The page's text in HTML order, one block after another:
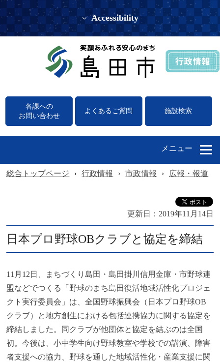
Accessibility
各課への
お問い合わせ
よくあるご質問 施設検索
メニュー
総合トップページ › 行政情報 › 市政情報 › 広報・報道
更新日： 2019年11月14日
日本プロ野球OBクラブと協定を締結
11月12日、まちづくり島田・島田掛川信用金庫・市野球連
盟などでつくる「野球のまち島田復活地域活性化プロジェ
クト実行委員会」は、全国野球振興会（日本プロ野球OB
クラブ）と地方創生における包括連携協力に関する協定を
締結しました。同クラブが他団体と協定を結ぶのは全国
初。今後は、小中学生向け野球教室や学校での講演、障害
者支援への協力、野球を通した地域活性化・産業支援に関